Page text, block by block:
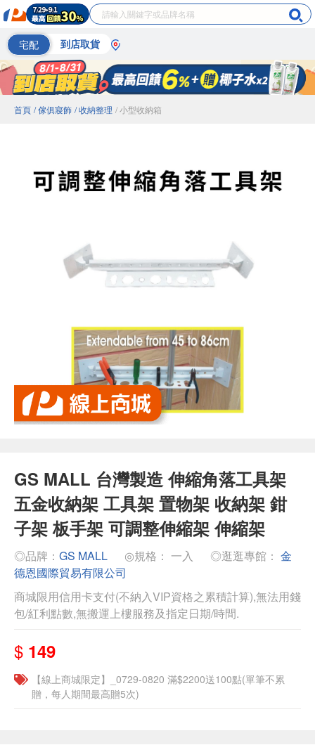
宅配 到店取貨
首頁 / 傢俱寢飾 / 收納整理 / 小型收納箱
GS MALL 台灣製造 伸縮角落工具架
五金收納架 工具架 置物架 收納架 鉗
子架 板手架 可調整伸縮架 伸縮架
◎品牌： GS MALL ◎規格： 一入 ◎逛逛專館： 金
德恩國際貿易有限公司
商城限用信用卡支付(不納入VIP資格之累積計算),無法用錢
包/紅利點數,無搬運上樓服務及指定日期/時間.
$ 149
【線上商城限定】_0729-0820 滿$2200送100點(單筆不累
贈，每人期間最高贈5次)